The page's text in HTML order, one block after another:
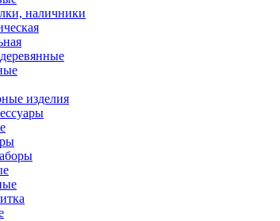
наличники
изделия